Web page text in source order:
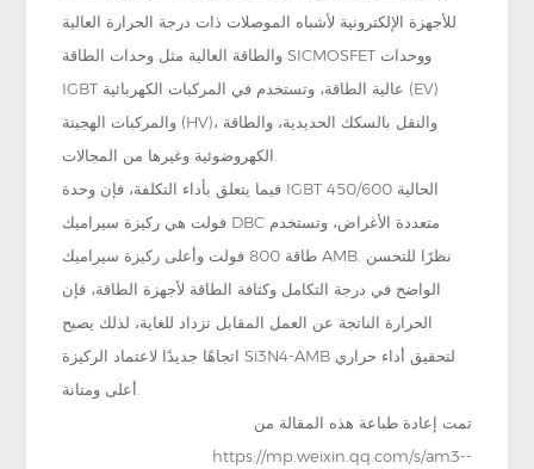
للأجهزة الإلكترونية لأشباه الموصلات ذات درجة الحرارة العالية
والطاقة العالية مثل وحدات الطاقة SICMOSFET ووحدات
IGBT عالية الطاقة، وتستخدم في المركبات الكهربائية (EV)
والمركبات الهجينة (HV)، والنقل بالسكك الحديدية، والطاقة
الكهروضوئية وغيرها من المجالات.
فيما يتعلق بأداء التكلفة، فإن وحدة IGBT الحالية 450/600
فولت هي ركيزة سيراميك DBC متعددة الأغراض، وتستخدم
طاقة 800 فولت وأعلى ركيزة سيراميك AMB. نظرًا للتحسن
الواضح في درجة التكامل وكثافة الطاقة لأجهزة الطاقة، فإن
الحرارة الناتجة عن العمل المقابل تزداد للغاية، لذلك يصبح
اتجاهًا جديدًا لاعتماد الركيزة Si3N4-AMB لتحقيق أداء حراري
أعلى ومتانة.
تمت إعادة طباعة هذه المقالة من
https://mp.weixin.qq.com/s/am3--